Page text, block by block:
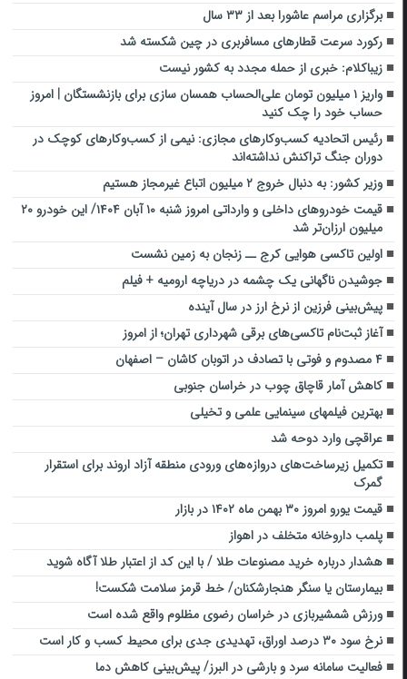
برگزاری مراسم عاشورا بعد از ۳۳ سال
رکورد سرعت قطارهای مسافربری در چین شکسته شد
زیباکلام: خبری از حمله مجدد به کشور نیست
واریز ۱ میلیون تومان علی‌الحساب همسان سازی برای بازنشستگان | امروز
حساب خود را چک کنید
رئیس اتحادیه کسب‌وکارهای مجازی: نیمی از کسب‌وکارهای کوچک در
دوران جنگ‌ تراکنش نداشته‌اند
وزیر کشور: به دنبال خروج ۲ میلیون اتباع غیرمجاز هستیم
قیمت خودروهای داخلی و وارداتی امروز شنبه ۱۰ آبان ۱۴۰۴/ این خودرو ۲۰
میلیون ارزان‌تر شد
اولین تاکسی هوایی کرج ــ زنجان به زمین نشست
جوشیدن ناگهانی یک چشمه در دریاچه ارومیه + فیلم
پیش‌بینی فرزین از نرخ ارز در سال آینده
آغاز ثبت‌نام تاکسی‌های برقی شهرداری تهران؛ از امروز
۴ مصدوم و فوتی با تصادف در اتوبان کاشان – اصفهان
کاهش آمار قاچاق چوب در خراسان جنوبی
بهترین فیلمهای سینمایی علمی و تخیلی
عراقچی وارد دوحه شد
تکمیل زیرساخت‌های دروازه‌های ورودی منطقه آزاد اروند برای استقرار
گمرک
قیمت یورو امروز ۳۰ بهمن ماه ۱۴۰۲ در بازار
پلمب داروخانه متخلف در اهواز
هشدار درباره خرید مصنوعات طلا / با این کد از اعتبار طلا آگاه شوید
بیمارستان یا سنگر هنجارشکنان/ خط قرمز سلامت شکست!
ورزش شمشیربازی در خراسان رضوی مظلوم واقع شده است
نرخ سود ۳۰ درصد اوراق، تهدیدی جدی برای محیط کسب و کار است
فعالیت سامانه سرد و بارشی در البرز/ پیش‌بینی کاهش دما